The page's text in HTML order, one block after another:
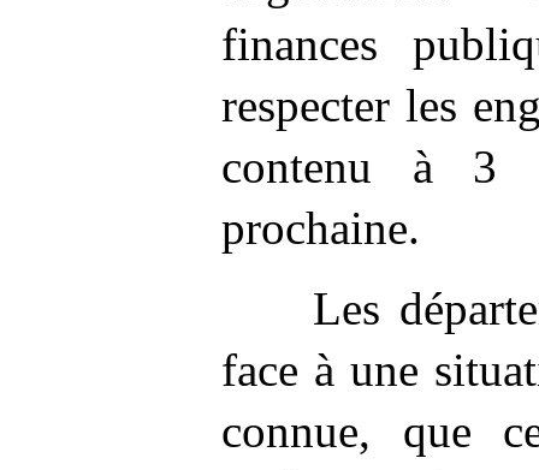
finances
respecter les
contenu à 3
prochaine.
Les
face à une
connue, que